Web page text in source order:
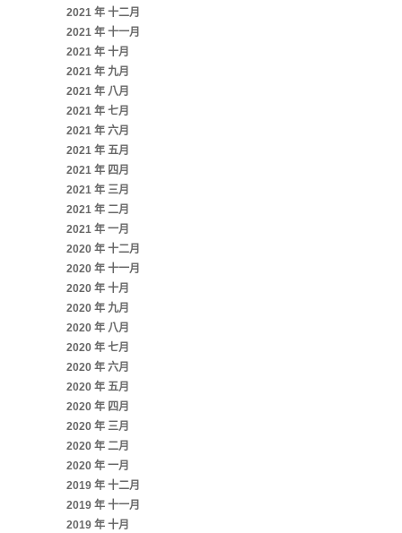
2021 年 十二月
2021 年 十一月
2021 年 十月
2021 年 九月
2021 年 八月
2021 年 七月
2021 年 六月
2021 年 五月
2021 年 四月
2021 年 三月
2021 年 二月
2021 年 一月
2020 年 十二月
2020 年 十一月
2020 年 十月
2020 年 九月
2020 年 八月
2020 年 七月
2020 年 六月
2020 年 五月
2020 年 四月
2020 年 三月
2020 年 二月
2020 年 一月
2019 年 十二月
2019 年 十一月
2019 年 十月